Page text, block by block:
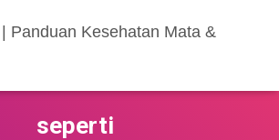
Panduan Kesehatan Mata &
seperti